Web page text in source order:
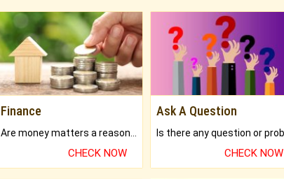
Finance
CHECK NOW
Ask A Question
CHECK NOW